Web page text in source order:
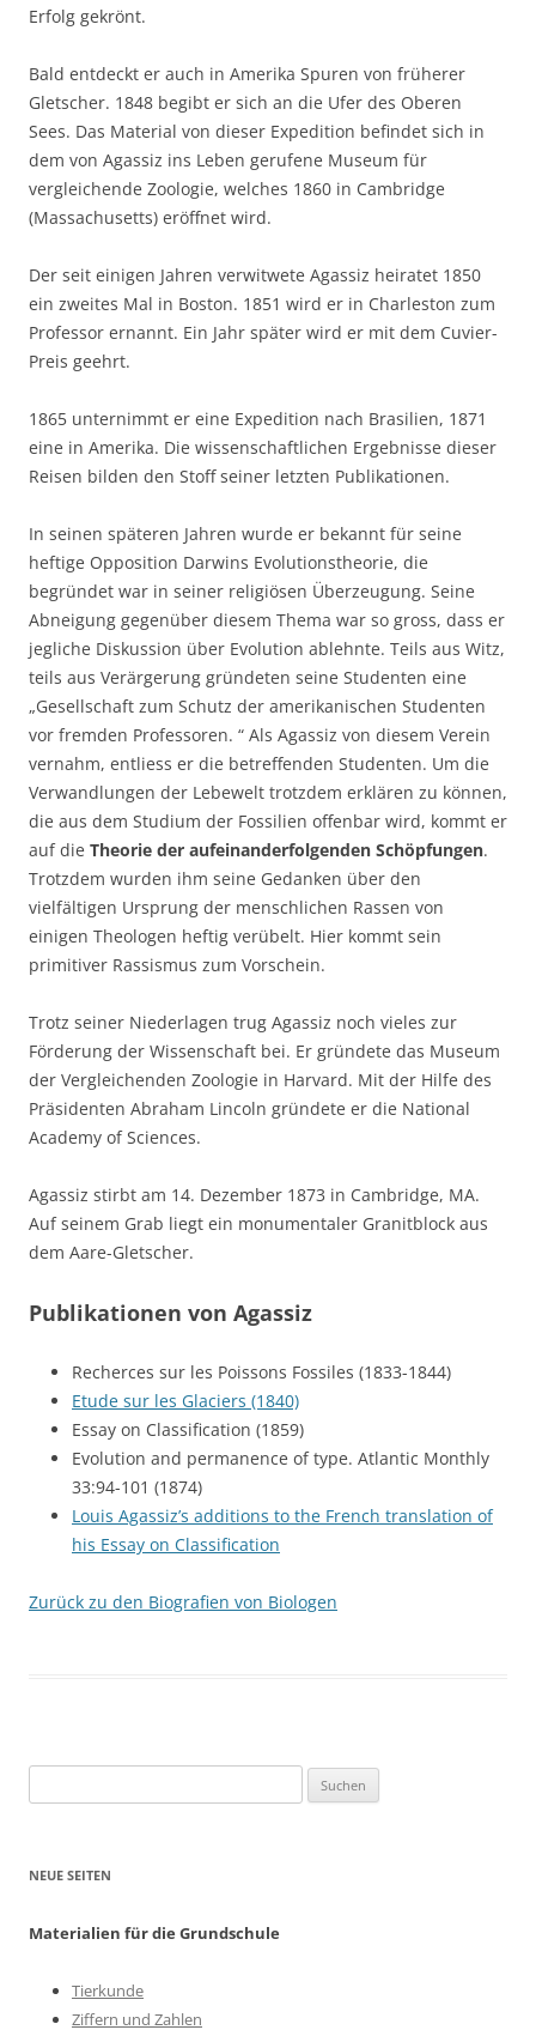
Erfolg gekrönt.
Bald entdeckt er auch in Amerika Spuren von früherer
Gletscher. 1848 begibt er sich an die Ufer des Oberen
Sees. Das Material von dieser Expedition befindet sich in
dem von Agassiz ins Leben gerufene Museum für
vergleichende Zoologie, welches 1860 in Cambridge
(Massachusetts) eröffnet wird.
Der seit einigen Jahren verwitwete Agassiz heiratet 1850
ein zweites Mal in Boston. 1851 wird er in Charleston zum
Professor ernannt. Ein Jahr später wird er mit dem Cuvier-
Preis geehrt.
1865 unternimmt er eine Expedition nach Brasilien, 1871
eine in Amerika. Die wissenschaftlichen Ergebnisse dieser
Reisen bilden den Stoff seiner letzten Publikationen.
In seinen späteren Jahren wurde er bekannt für seine
heftige Opposition Darwins Evolutionstheorie, die
begründet war in seiner religiösen Überzeugung. Seine
Abneigung gegenüber diesem Thema war so gross, dass er
jegliche Diskussion über Evolution ablehnte. Teils aus Witz,
teils aus Verärgerung gründeten seine Studenten eine
„Gesellschaft zum Schutz der amerikanischen Studenten
vor fremden Professoren. “ Als Agassiz von diesem Verein
vernahm, entliess er die betreffenden Studenten. Um die
Verwandlungen der Lebewelt trotzdem erklären zu können,
die aus dem Studium der Fossilien offenbar wird, kommt er
auf die Theorie der aufeinanderfolgenden Schöpfungen.
Trotzdem wurden ihm seine Gedanken über den
vielfältigen Ursprung der menschlichen Rassen von
einigen Theologen heftig verübelt. Hier kommt sein
primitiver Rassismus zum Vorschein.
Trotz seiner Niederlagen trug Agassiz noch vieles zur
Förderung der Wissenschaft bei. Er gründete das Museum
der Vergleichenden Zoologie in Harvard. Mit der Hilfe des
Präsidenten Abraham Lincoln gründete er die National
Academy of Sciences.
Agassiz stirbt am 14. Dezember 1873 in Cambridge, MA.
Auf seinem Grab liegt ein monumentaler Granitblock aus
dem Aare-Gletscher.
Publikationen von Agassiz
Recherces sur les Poissons Fossiles (1833-1844)
Etude sur les Glaciers (1840)
Essay on Classification (1859)
Evolution and permanence of type. Atlantic Monthly
33:94-101 (1874)
Louis Agassiz’s additions to the French translation of
his Essay on Classification
Zurück zu den Biografien von Biologen
nach:
NEUE SEITEN
Materialien für die Grundschule
Tierkunde
Ziffern und Zahlen